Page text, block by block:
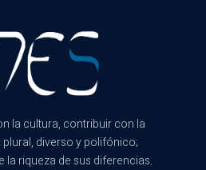
la cultura, contribuir con la
diverso y polifónico;
riqueza de sus diferencias.